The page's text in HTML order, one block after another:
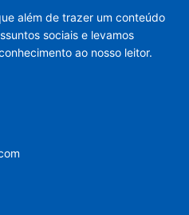
além de trazer um conteúdo
sociais e levamos
ao nosso leitor.